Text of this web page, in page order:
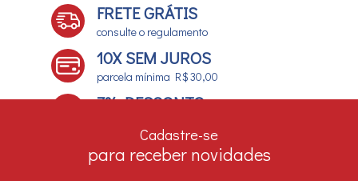
FRETE GRÁTIS
consulte o regulamento
10X SEM JUROS
parcela mínima R$ 30,00
7% DESCONTO
Cadastre-se
para receber novidades